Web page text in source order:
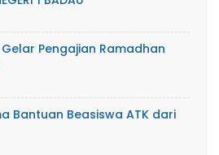
Gelar Pengajian Ramadhan
Bantuan Beasiswa ATK dari